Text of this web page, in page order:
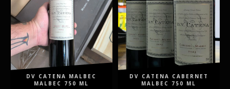
DV CATENA MALBEC
MALBEC 750 ML
DV CATENA CABERNET
MALBEC 750 ML